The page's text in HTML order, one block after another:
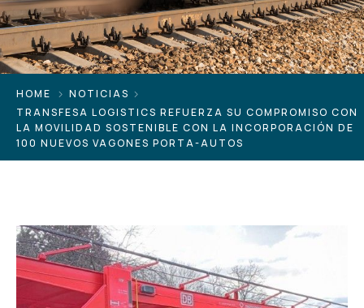
HOME
NOTICIAS
TRANSFESA LOGISTICS REFUERZA SU COMPROMISO CON
LA MOVILIDAD SOSTENIBLE CON LA INCORPORACIÓN DE
100 NUEVOS VAGONES PORTA-AUTOS